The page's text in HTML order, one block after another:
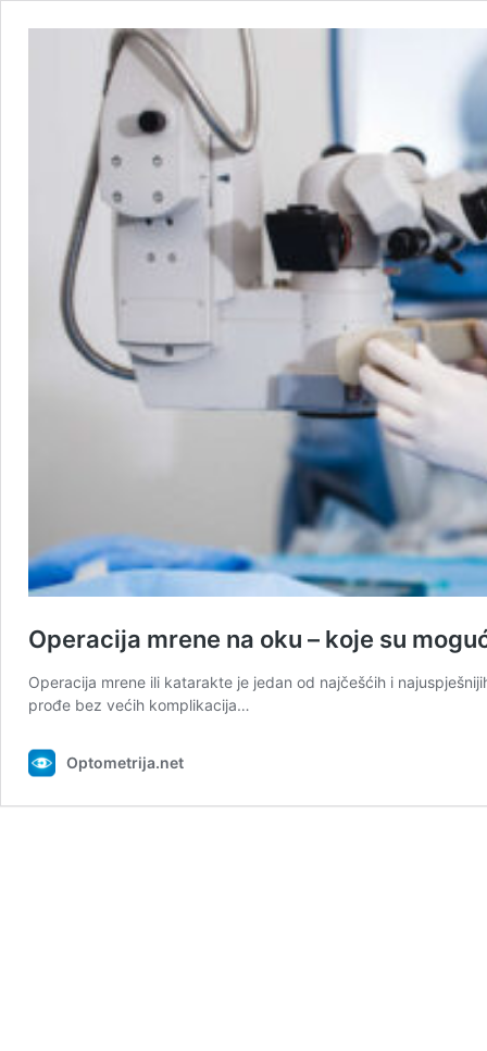
Operacija mrene na oku – koje su
Operacija mrene ili katarakte je jedan od najčešćih i
prođe bez većih komplikacija…
Optometrija.net